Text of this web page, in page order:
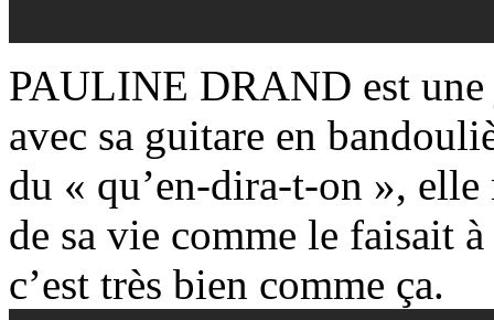
PAULINE DRAND est une
avec sa guitare en
du « qu’en-dira-t-on », elle
de sa vie comme le faisait
c’est très bien comme ça.